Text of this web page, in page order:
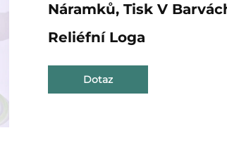
Náramků, Tisk V
Reliéfní Loga
Dotaz